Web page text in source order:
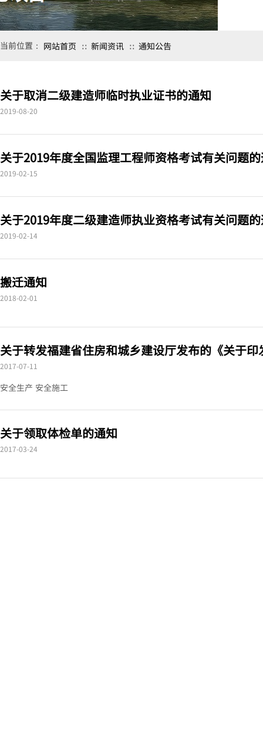
当前位置： 网站首页 ∷ 新闻资讯 ∷ 通知公告
关于取消二级建造师临时执业证书的通知
2019-08-20
关于2019年度全国监理工程师资格考试有关问题
2019-02-15
关于2019年度二级建造师执业资格考试有关问题
2019-02-14
搬迁通知
2018-02-01
关于转发福建省住房和城乡建设厅发布的《关于
2017-07-11
安全生产 安全施工
关于领取体检单的通知
2017-03-24